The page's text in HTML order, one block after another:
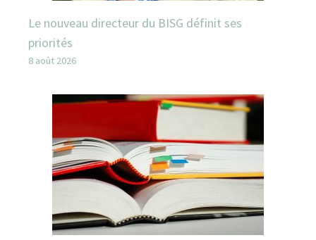
Le nouveau directeur du BISG définit ses
priorités
8 août 2026